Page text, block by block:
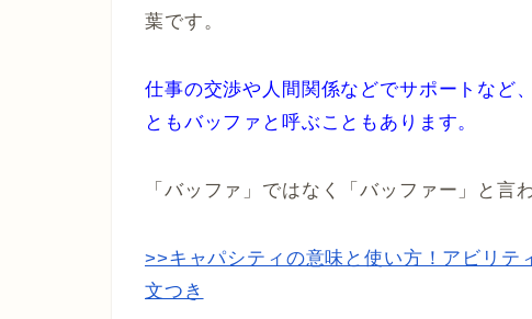
葉です。
仕事の交渉や人間関係などでサポートなど
ともバッファと呼ぶこともあります。
「バッファ」ではなく「バッファー」と言
>>キャパシティの意味と使い方！アビリテ
文つき